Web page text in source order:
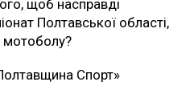
щоб насправді
Полтавської області,
мотоболу?
Спорт»